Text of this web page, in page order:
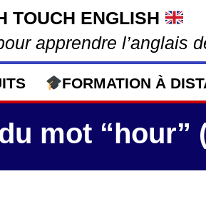
TOUCH ENGLISH
apprendre l’anglais
FORMATION À
mot “hour”